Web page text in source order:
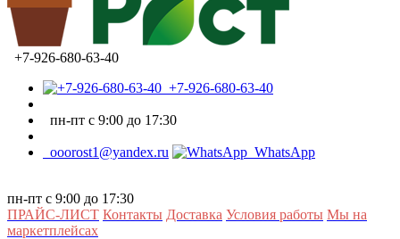
+7-926-680-63-40
+7-926-680-63-40
пн-пт с 9:00 до 17:30
ooorost1@yandex.ru WhatsApp
пн-пт с 9:00 до 17:30
ПРАЙС-ЛИСТ Контакты Доставка Условия работы Мы на
маркетплейсах